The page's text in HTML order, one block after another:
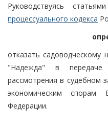
Руководствуясь
процессуального кодекса
отказать садоводческому
"Надежда" в передаче
рассмотрения в судебном
экономическим спорам
Федерации.